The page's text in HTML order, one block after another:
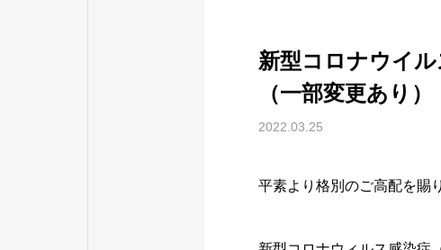
新型コロナウイ
（一部変更あり）
2022.03.25
平素より格別のご高配を賜